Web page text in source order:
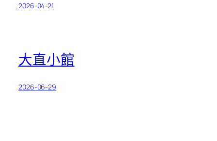
2026-04-21
大直小館
2026-06-29